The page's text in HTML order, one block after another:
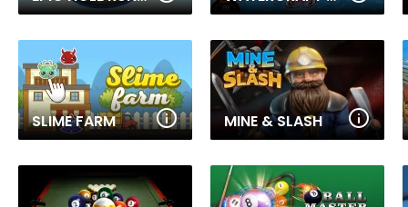
SLIME FARM MINE & SLASH